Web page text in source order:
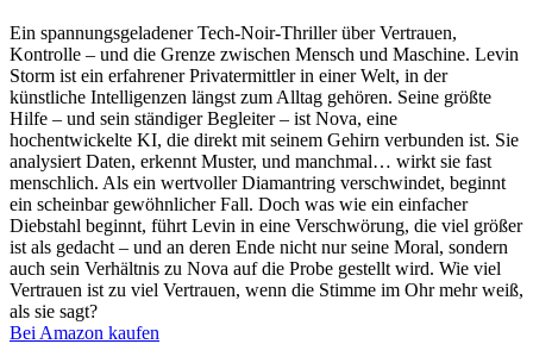
Ein spannungsgeladener Tech-Noir-Thriller über Vertrauen,
Kontrolle – und die Grenze zwischen Mensch und Maschine. Levin
Storm ist ein erfahrener Privatermittler in einer Welt, in der
künstliche Intelligenzen längst zum Alltag gehören. Seine größte
Hilfe – und sein ständiger Begleiter – ist Nova, eine
hochentwickelte KI, die direkt mit seinem Gehirn verbunden ist. Sie
analysiert Daten, erkennt Muster, und manchmal… wirkt sie fast
menschlich. Als ein wertvoller Diamantring verschwindet, beginnt
ein scheinbar gewöhnlicher Fall. Doch was wie ein einfacher
Diebstahl beginnt, führt Levin in eine Verschwörung, die viel größer
ist als gedacht – und an deren Ende nicht nur seine Moral, sondern
auch sein Verhältnis zu Nova auf die Probe gestellt wird. Wie viel
Vertrauen ist zu viel Vertrauen, wenn die Stimme im Ohr mehr weiß,
als sie sagt?
Bei Amazon kaufen